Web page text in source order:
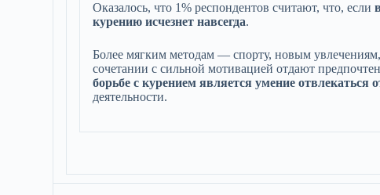
Оказалось, что 1% респондентов считают, что, если
курению исчезнет навсегда.
Более мягким методам — спорту, новым
сочетании с сильной мотивацией отдают
борьбе с курением является умение отвлекаться
деятельности.